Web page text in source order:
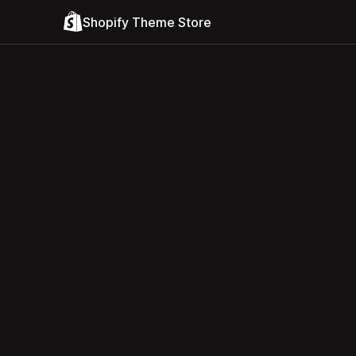
Shopify Theme Store